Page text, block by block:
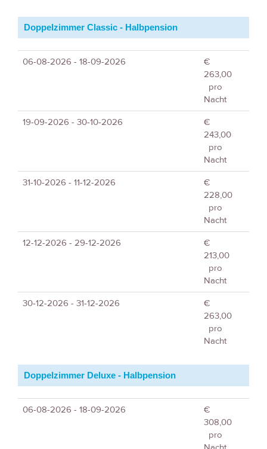
Doppelzimmer Classic - Halbpension
06-08-2026 - 18-09-2026
€
263,00
pro
Nacht
19-09-2026 - 30-10-2026
€
243,00
pro
Nacht
31-10-2026 - 11-12-2026
€
228,00
pro
Nacht
12-12-2026 - 29-12-2026
€
213,00
pro
Nacht
30-12-2026 - 31-12-2026
€
263,00
pro
Nacht
Doppelzimmer Deluxe - Halbpension
06-08-2026 - 18-09-2026
€
308,00
pro